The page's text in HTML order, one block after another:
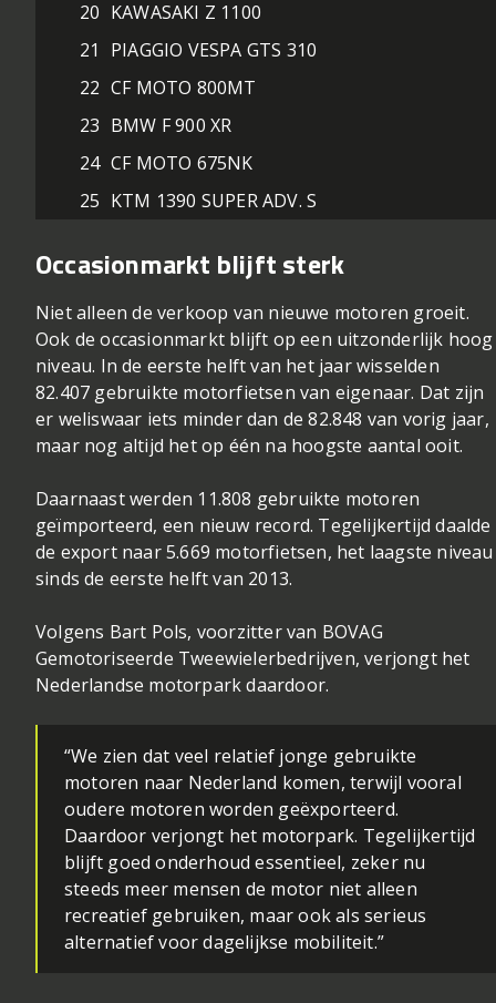
20 KAWASAKI Z 1100
21
PIAGGIO VESPA GTS 310
22 CF MOTO 800MT
23 BMW F 900 XR
24 CF MOTO 675NK
25 KTM 1390 SUPER ADV. S
Occasionmarkt blijft sterk
Niet alleen de verkoop van nieuwe motoren groeit.
Ook de occasionmarkt blijft op een uitzonderlijk hoog
niveau. In de eerste helft van het jaar wisselden
82.407 gebruikte motorfietsen van eigenaar. Dat zijn
er weliswaar iets minder dan de 82.848 van vorig jaar,
maar nog altijd het op één na hoogste aantal ooit.
Daarnaast werden 11.808 gebruikte motoren
geïmporteerd, een nieuw record. Tegelijkertijd daalde
de export naar 5.669 motorfietsen, het laagste niveau
sinds de eerste helft van 2013.
Volgens Bart Pols, voorzitter van BOVAG
Gemotoriseerde Tweewielerbedrijven, verjongt het
Nederlandse motorpark daardoor.
“We zien dat veel relatief jonge gebruikte
motoren naar Nederland komen, terwijl vooral
oudere motoren worden geëxporteerd.
Daardoor verjongt het motorpark. Tegelijkertijd
blijft goed onderhoud essentieel, zeker nu
steeds meer mensen de motor niet alleen
recreatief gebruiken, maar ook als serieus
alternatief voor dagelijkse mobiliteit.”